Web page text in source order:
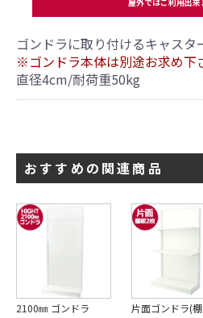
ゴンドラに取り付けるキャスタ
※ゴンドラ本体は別途お求め下
直径4cm/耐荷重50kg
おすすめの関連商品
2100㎜ ゴンドラ
片面ゴンドラ(